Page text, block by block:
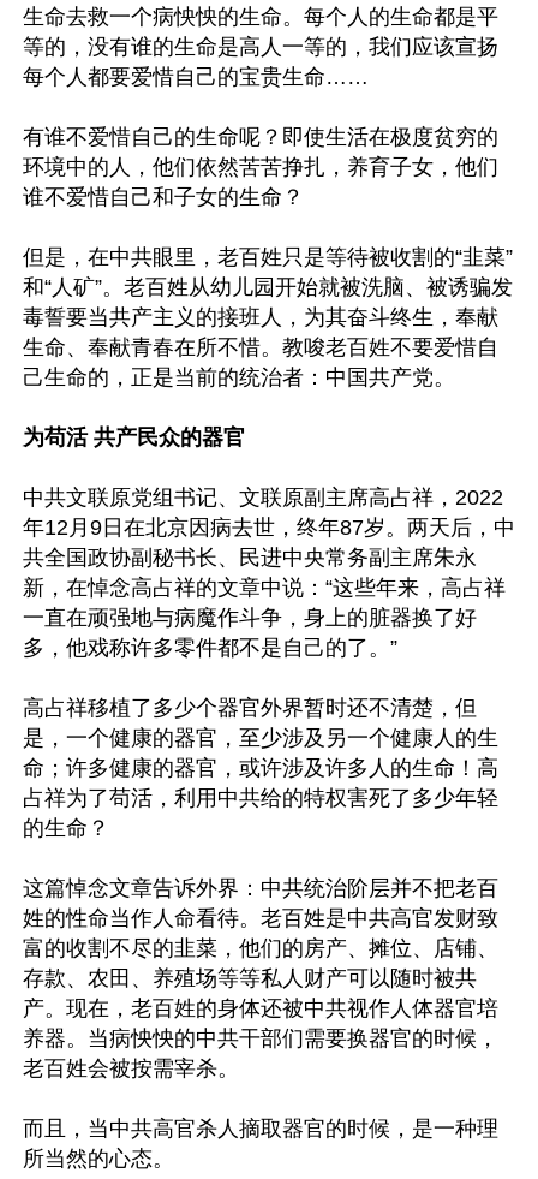
生命去救一个病怏怏的生命。每个人的生命都是平
等的，没有谁的生命是高人一等的，我们应该宣扬
每个人都要爱惜自己的宝贵生命……
有谁不爱惜自己的生命呢？即使生活在极度贫穷的
环境中的人，他们依然苦苦挣扎，养育子女，他们
谁不爱惜自己和子女的生命？
但是，在中共眼里，老百姓只是等待被收割的“韭菜”
和“人矿”。老百姓从幼儿园开始就被洗脑、被诱骗发
毒誓要当共产主义的接班人，为其奋斗终生，奉献
生命、奉献青春在所不惜。教唆老百姓不要爱惜自
己生命的，正是当前的统治者：中国共产党。
为苟活 共产民众的器官
中共文联原党组书记、文联原副主席高占祥，2022
年12月9日在北京因病去世，终年87岁。两天后，中
共全国政协副秘书长、民进中央常务副主席朱永
新，在悼念高占祥的文章中说：“这些年来，高占祥
一直在顽强地与病魔作斗争，身上的脏器换了好
多，他戏称许多零件都不是自己的了。”
高占祥移植了多少个器官外界暂时还不清楚，但
是，一个健康的器官，至少涉及另一个健康人的生
命；许多健康的器官，或许涉及许多人的生命！高
占祥为了苟活，利用中共给的特权害死了多少年轻
的生命？
这篇悼念文章告诉外界：中共统治阶层并不把老百
姓的性命当作人命看待。老百姓是中共高官发财致
富的收割不尽的韭菜，他们的房产、摊位、店铺、
存款、农田、养殖场等等私人财产可以随时被共
产。现在，老百姓的身体还被中共视作人体器官培
养器。当病怏怏的中共干部们需要换器官的时候，
老百姓会被按需宰杀。
而且，当中共高官杀人摘取器官的时候，是一种理
所当然的心态。